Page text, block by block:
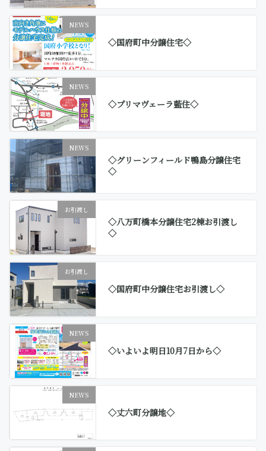
NEWS
◇国府町中分譲住宅◇
NEWS
◇プリマヴェーラ藍住◇
NEWS
◇グリーンフィールド鴨島分譲住宅
◇
お引渡し
◇八万町橋本分譲住宅2棟お引渡し
◇
お引渡し
◇国府町中分譲住宅お引渡し◇
NEWS
◇いよいよ明日10月7日から◇
NEWS
◇丈六町分譲地◇